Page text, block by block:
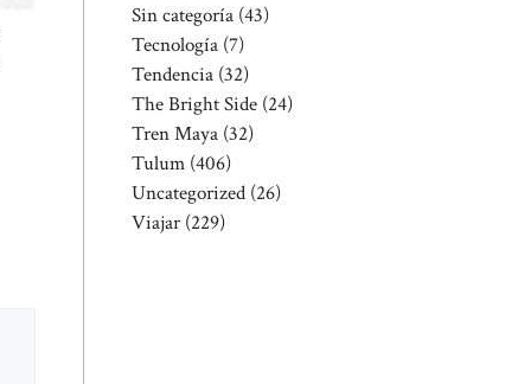
Sin categoría (43)
Tecnología (7)
Tendencia (32)
The Bright Side (24)
Tren Maya (32)
Tulum (406)
Uncategorized (26)
Viajar (229)